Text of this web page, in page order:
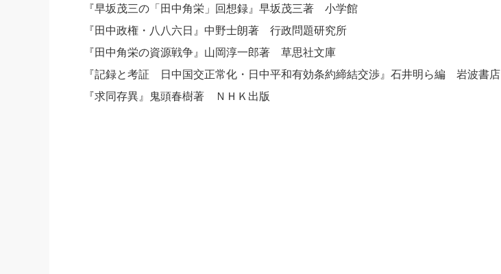
『早坂茂三の「田中角栄」回想録』早坂茂三著 小学館
『田中政権・八八六日』中野士朗著 行政問題研究所
『田中角栄の資源戦争』山岡淳一郎著 草思社文庫
『記録と考証 日中国交正常化・日中平和有効条約締結交渉』石井明ら編 岩波書店
『求同存異』鬼頭春樹著 ＮＨＫ出版